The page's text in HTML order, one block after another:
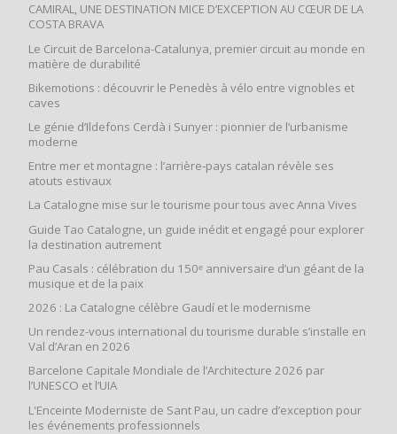
CAMIRAL, UNE DESTINATION MICE D’EXCEPTION AU CŒUR DE LA
COSTA BRAVA
Le Circuit de Barcelona-Catalunya, premier circuit au monde en
matière de durabilité
Bikemotions : découvrir le Penedès à vélo entre vignobles et
caves
Le génie d’Ildefons Cerdà i Sunyer : pionnier de l’urbanisme
moderne
Entre mer et montagne : l’arrière‑pays catalan révèle ses
atouts estivaux
La Catalogne mise sur le tourisme pour tous avec Anna Vives
Guide Tao Catalogne, un guide inédit et engagé pour explorer
la destination autrement
Pau Casals : célébration du 150ᵉ anniversaire d’un géant de la
musique et de la paix
2026 : La Catalogne célèbre Gaudí et le modernisme
Un rendez-vous international du tourisme durable s’installe en
Val d’Aran en 2026
Barcelone Capitale Mondiale de l’Architecture 2026 par
l’UNESCO et l’UIA
L'Enceinte Moderniste de Sant Pau, un cadre d’exception pour
les événements professionnels